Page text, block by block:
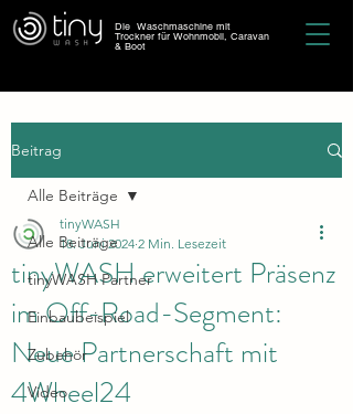
Die Waschmaschine mit
Trockner für Wohnmobil, Caravan
& Boot
Beitrag
Alle Beiträge
tinyWASH Partner
Einbaubeispiel
Zubehör
Video
Alle Beiträge
tinyWASH erweitert Präsenz
im Off-Road-Segment:
Neue Partnerschaft mit
4Wheel24
tinyWASH
18. Juni 2024 2 Min. Lesezeit